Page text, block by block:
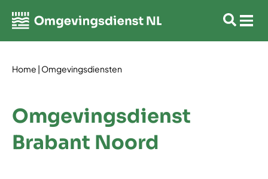
Home | Omgevingsdiensten
Omgevingsdienst
Brabant Noord